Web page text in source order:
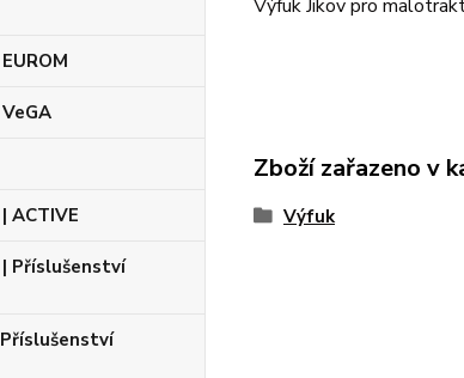
ACTIVE
| Příslušenství
Výfuk Jikov pro
Zboží zařazeno v
Výfuk